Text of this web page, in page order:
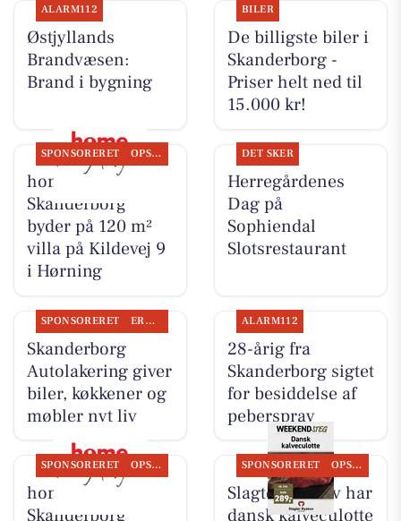
ALARM112
Østjyllands
Brandvæsen:
Brand i bygning
BILER
De billigste biler i
Skanderborg -
Priser helt ned til
15.000 kr!
SPONSORERET OPSLAGSTAVLEN
home
Skanderborg
byder på 120 m²
villa på Kildevej 9
i Hørning
DET SKER
Herregårdenes
Dag på
Sophiendal
Slotsrestaurant
SPONSORERET ERHVERV
Skanderborg
Autolakering giver
biler, køkkener og
møbler nyt liv
ALARM112
28-årig fra
Skanderborg sigtet
for besiddelse af
peberspray
SPONSORERET OPSLAGSTAVLEN
home
Skanderborg
SPONSORERET OPSLAGSTAVLEN
Slagter Byskov har
dansk kalveculotte